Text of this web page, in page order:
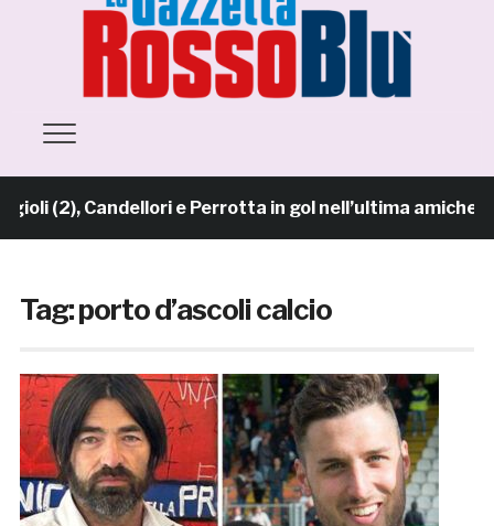
Candellori e Perrotta in gol nell’ultima amichevole.
Tag:porto d’ascoli calcio